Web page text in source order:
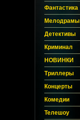
Фантастика
Мелодрамы
Детективы
Криминал
НОВИНКИ
Триллеры
Концерты
Комедии
Телешоу